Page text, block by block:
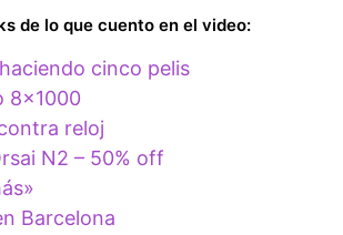
de lo que cuento en el video:
cinco pelis
8×1000
reloj
N2 – 50% off
Barcelona